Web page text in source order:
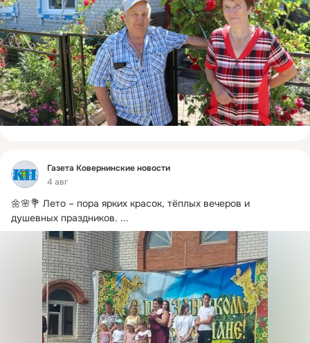
Фид
Газета Ковернинские новости
4 авг
🌼🌸💐 Лето – пора ярких красок, тёплых вечеров и
душевных праздников. ...